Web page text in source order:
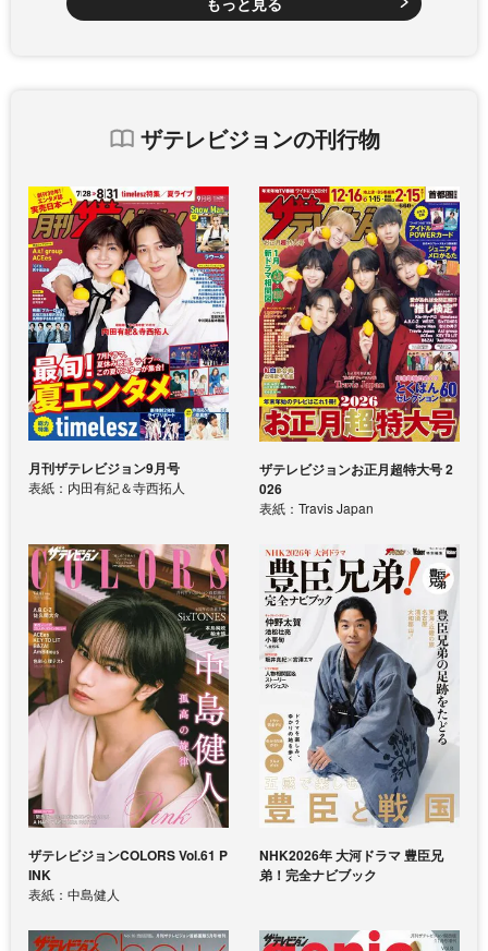
ザテレビジョンの刊行物
月刊ザテレビジョン9月号
表紙：内田有紀＆寺西拓人
ザテレビジョンお正月超特大号 2
026
表紙：Travis Japan
ザテレビジョンCOLORS Vol.61 P
INK
表紙：中島健人
NHK2026年 大河ドラマ 豊臣兄
弟！完全ナビブック